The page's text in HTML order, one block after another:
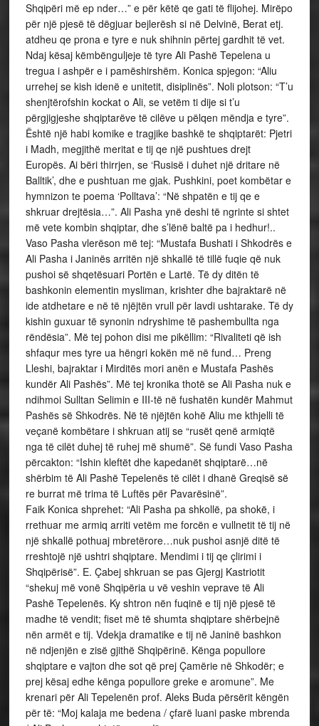
Shqipëri më ep nder…” e për këtë qe gati të flijohej. Mirëpo
për një pjesë të dëgjuar bejlerësh si në Delvinë, Berat etj.
atdheu qe prona e tyre e nuk shihnin përtej gardhit të vet.
Ndaj kësaj këmbënguljeje të tyre Ali Pashë Tepelena u
tregua i ashpër e i pamëshirshëm. Konica spjegon: “Aliu
urrehej se kish idenë e unitetit, disiplinës”. Noli plotson: “T’u
shenjtërofshin kockat o Ali, se vetëm ti dije si t’u
përgjigjeshe shqiptarëve të cilëve u pëlqen mëndja e tyre”.
Është një habi komike e tragjike bashkë te shqiptarët: Pjetri
i Madh, megjithë meritat e tij qe një pushtues drejt
Europës. Ai bëri thirrjen, se ‘Rusisë i duhet një dritare në
Balltik’, dhe e pushtuan me gjak. Pushkini, poet kombëtar e
hymnizon te poema ‘Polltava’: “Në shpatën e tij qe e
shkruar drejtësia…”. Ali Pasha ynë deshi të ngrinte si shtet
më vete kombin shqiptar, dhe s’lënë baltë pa i hedhur!..
Vaso Pasha vlerëson më tej: “Mustafa Bushati i Shkodrës e
Ali Pasha i Janinës arritën një shkallë të tillë fuqie që nuk
pushoi së shqetësuari Portën e Lartë. Të dy ditën të
bashkonin elementin mysliman, krishter dhe bajraktarë në
ide atdhetare e në të njëjtën vrull për lavdi ushtarake. Të dy
kishin guxuar të synonin ndryshime të pashembullta nga
rëndësia”. Më tej pohon disi me pikëllim: “Rivaliteti që ish
shfaqur mes tyre ua hëngri kokën më në fund… Preng
Lleshi, bajraktar i Mirditës mori anën e Mustafa Pashës
kundër Ali Pashës”. Më tej kronika thotë se Ali Pasha nuk e
ndihmoi Sulltan Selimin e III-të në fushatën kundër Mahmut
Pashës së Shkodrës. Në të njëjtën kohë Aliu me kthjelli të
veçanë kombëtare i shkruan atij se “rusët qenë armiqtë
nga të cilët duhej të ruhej më shumë”. Së fundi Vaso Pasha
përcakton: “Ishin kleftët dhe kapedanët shqiptarë…në
shërbim të Ali Pashë Tepelenës të cilët i dhanë Greqisë së
re burrat më trima të Luftës për Pavarësinë”.
Faik Konica shprehet: “Ali Pasha pa shkollë, pa shokë, i
rrethuar me armiq arriti vetëm me forcën e vullnetit të tij në
një shkallë pothuaj mbretërore…nuk pushoi asnjë ditë të
rreshtojë një ushtri shqiptare. Mendimi i tij qe çlirimi i
Shqipërisë”. E. Çabej shkruan se pas Gjergj Kastriotit
“shekuj më vonë Shqipëria u vë veshin veprave të Ali
Pashë Tepelenës. Ky shtron nën fuqinë e tij një pjesë të
madhe të vendit; fiset më të shumta shqiptare shërbejnë
nën armët e tij. Vdekja dramatike e tij në Janinë bashkon
në ndjenjën e zisë gjithë Shqipërinë. Kënga popullore
shqiptare e vajton dhe sot që prej Çamërie në Shkodër; e
prej kësaj edhe kënga popullore greke e aromune”. Me
krenari për Ali Tepelenën prof. Aleks Buda përsërit këngën
për të: “Moj kalaja me bedena / çfarë luani paske mbrenda